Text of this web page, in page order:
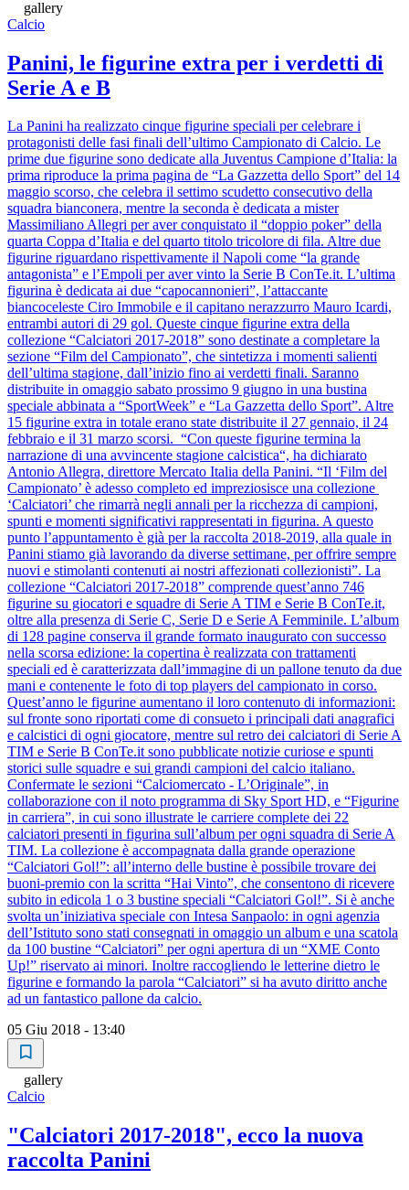
gallery
Calcio
Panini, le figurine extra per i verdetti di
Serie A e B
La Panini ha realizzato cinque figurine speciali per celebrare i
protagonisti delle fasi finali dell’ultimo Campionato di Calcio. Le
prime due figurine sono dedicate alla Juventus Campione d’Italia: la
prima riproduce la prima pagina de “La Gazzetta dello Sport” del 14
maggio scorso, che celebra il settimo scudetto consecutivo della
squadra bianconera, mentre la seconda è dedicata a mister
Massimiliano Allegri per aver conquistato il “doppio poker” della
quarta Coppa d’Italia e del quarto titolo tricolore di fila. Altre due
figurine riguardano rispettivamente il Napoli come “la grande
antagonista” e l’Empoli per aver vinto la Serie B ConTe.it. L’ultima
figurina è dedicata ai due “capocannonieri”, l’attaccante
biancoceleste Ciro Immobile e il capitano nerazzurro Mauro Icardi,
entrambi autori di 29 gol. Queste cinque figurine extra della
collezione “Calciatori 2017-2018” sono destinate a completare la
sezione “Film del Campionato”, che sintetizza i momenti salienti
dell’ultima stagione, dall’inizio fino ai verdetti finali. Saranno
distribuite in omaggio sabato prossimo 9 giugno in una bustina
speciale abbinata a “SportWeek” e “La Gazzetta dello Sport”. Altre
15 figurine extra in totale erano state distribuite il 27 gennaio, il 24
febbraio e il 31 marzo scorsi. “Con queste figurine termina la
narrazione di una avvincente stagione calcistica“, ha dichiarato
Antonio Allegra, direttore Mercato Italia della Panini. “Il ‘Film del
Campionato’ è adesso completo ed impreziosisce una collezione
‘Calciatori’ che rimarrà negli annali per la ricchezza di campioni,
spunti e momenti significativi rappresentati in figurina. A questo
punto l’appuntamento è già per la raccolta 2018-2019, alla quale in
Panini stiamo già lavorando da diverse settimane, per offrire sempre
nuovi e stimolanti contenuti ai nostri affezionati collezionisti”. La
collezione “Calciatori 2017-2018” comprende quest’anno 746
figurine su giocatori e squadre di Serie A TIM e Serie B ConTe.it,
oltre alla presenza di Serie C, Serie D e Serie A Femminile. L’album
di 128 pagine conserva il grande formato inaugurato con successo
nella scorsa edizione: la copertina è realizzata con trattamenti
speciali ed è caratterizzata dall’immagine di un pallone tenuto da due
mani e contenente le foto di top players del campionato in corso.
Quest’anno le figurine aumentano il loro contenuto di informazioni:
sul fronte sono riportati come di consueto i principali dati anagrafici
e calcistici di ogni giocatore, mentre sul retro dei calciatori di Serie A
TIM e Serie B ConTe.it sono pubblicate notizie curiose e spunti
storici sulle squadre e sui grandi campioni del calcio italiano.
Confermate le sezioni “Calciomercato - L’Originale”, in
collaborazione con il noto programma di Sky Sport HD, e “Figurine
in carriera”, in cui sono illustrate le carriere complete dei 22
calciatori presenti in figurina sull’album per ogni squadra di Serie A
TIM. La collezione è accompagnata dalla grande operazione
“Calciatori Gol!”: all’interno delle bustine è possibile trovare dei
buoni-premio con la scritta “Hai Vinto”, che consentono di ricevere
subito in edicola 1 o 3 bustine speciali “Calciatori Gol!”. Si è anche
svolta un’iniziativa speciale con Intesa Sanpaolo: in ogni agenzia
dell’Istituto sono stati consegnati in omaggio un album e una scatola
da 100 bustine “Calciatori” per ogni apertura di un “XME Conto
Up!” riservato ai minori. Inoltre raccogliendo le letterine dietro le
figurine e formando la parola “Calciatori” si ha avuto diritto anche
ad un fantastico pallone da calcio.
05 Giu 2018 - 13:40
gallery
Calcio
"Calciatori 2017-2018", ecco la nuova
raccolta Panini